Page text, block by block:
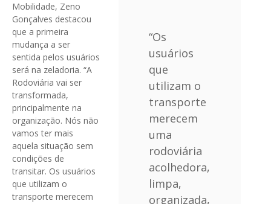
“Os
usuários
que
utilizam o
transporte
merecem
uma
rodoviária
acolhedora,
limpa,
organizada,
Mobilidade, Zeno
Gonçalves destacou
que a primeira
mudança a ser
sentida pelos usuários
será na zeladoria. “A
Rodoviária vai ser
transformada,
principalmente na
organização. Nós não
vamos ter mais
aquela situação sem
condições de
transitar. Os usuários
que utilizam o
transporte merecem